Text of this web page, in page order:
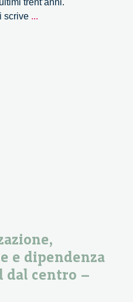
trent’anni.
scrive ...
e dipendenza
dal centro –